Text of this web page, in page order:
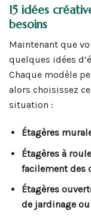
15 idées
besoins
Maintenant que
quelques idées
Chaque modèle
alors choisissez
situation :
Étagères
Étagères à
facilement des
Étagères
de jardinage